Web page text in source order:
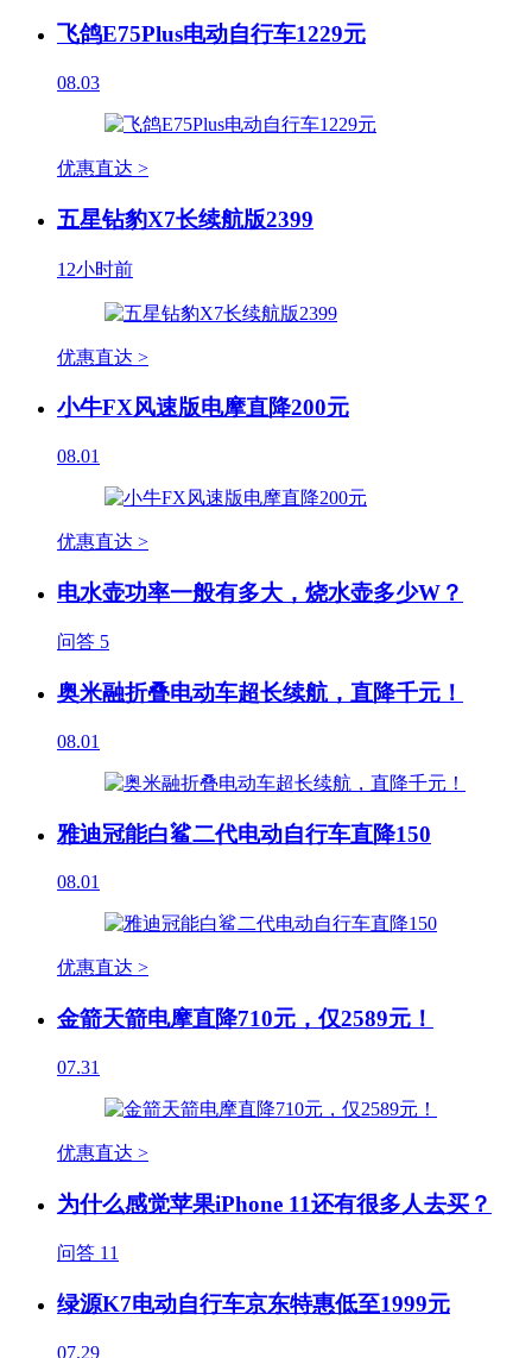
飞鸽E75Plus电动自行车1229元
08.03
优惠直达 >
五星钻豹X7长续航版2399
12小时前
优惠直达 >
小牛FX风速版电摩直降200元
08.01
优惠直达 >
电水壶功率一般有多大，烧水壶多少W？
问答 5
奥米融折叠电动车超长续航，直降千元！
08.01
雅迪冠能白鲨二代电动自行车直降150
08.01
优惠直达 >
金箭天箭电摩直降710元，仅2589元！
07.31
优惠直达 >
为什么感觉苹果iPhone 11还有很多人去买？
问答 11
绿源K7电动自行车京东特惠低至1999元
07.29